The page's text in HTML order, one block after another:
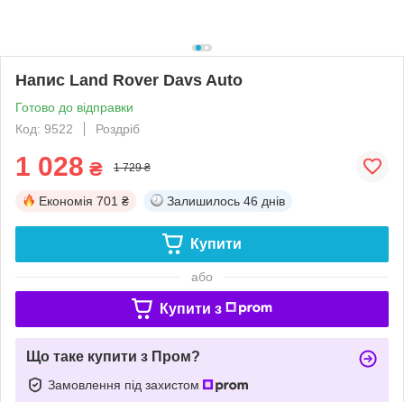
Напис Land Rover Davs Auto
Готово до відправки
Код: 9522
Роздріб
1 028 ₴ 1 729 ₴
Економія 701 ₴ Залишилось 46 днів
Купити
або
Купити з
Що таке купити з Пром?
Замовлення під захистом